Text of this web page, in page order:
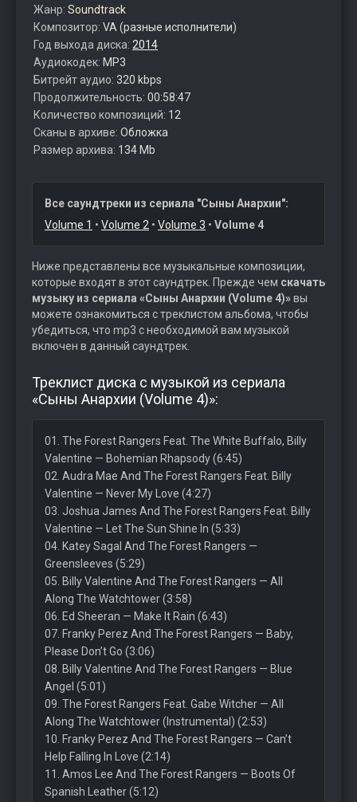
Жанр: Soundtrack
Композитор: VA (разные исполнители)
Год выхода диска: 2014
Аудиокодек: MP3
Битрейт аудио: 320 kbps
Продолжительность: 00:58:47
Количество композиций: 12
Сканы в архиве: Обложка
Размер архива: 134 Mb
Все саундтреки из сериала "Сыны Анархии":
Volume 1 • Volume 2 • Volume 3 • Volume 4
Ниже представлены все музыкальные композиции,
которые входят в этот саундтрек. Прежде чем скачать
музыку из сериала «Сыны Анархии (Volume 4)»вы
можете ознакомиться с треклистом альбома, чтобы
убедиться, что mp3 с необходимой вам музыкой
включен в данный саундтрек.
Треклист диска с музыкой из сериала
«Сыны Анархии (Volume 4)»:
01. The Forest Rangers Feat. The White Buffalo, Billy
Valentine — Bohemian Rhapsody (6:45)
02. Audra Mae And The Forest Rangers Feat. Billy
Valentine — Never My Love (4:27)
03. Joshua James And The Forest Rangers Feat. Billy
Valentine — Let The Sun Shine In (5:33)
04. Katey Sagal And The Forest Rangers —
Greensleeves (5:29)
05. Billy Valentine And The Forest Rangers — All
Along The Watchtower (3:58)
06. Ed Sheeran — Make It Rain (6:43)
07. Franky Perez And The Forest Rangers — Baby,
Please Don’t Go (3:06)
08. Billy Valentine And The Forest Rangers — Blue
Angel (5:01)
09. The Forest Rangers Feat. Gabe Witcher — All
Along The Watchtower (Instrumental) (2:53)
10. Franky Perez And The Forest Rangers — Can’t
Help Falling In Love (2:14)
11. Amos Lee And The Forest Rangers — Boots Of
Spanish Leather (5:12)